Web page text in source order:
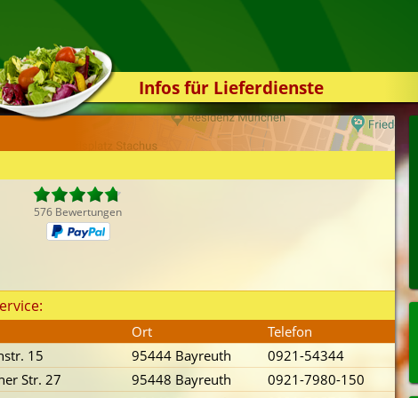
Infos für Lieferdienste
Kassensystem
Zuverlässigkeit
Styles
Kontakt
576 Bewertungen
Ort
Telefon
15 95444 Bayreuth
0921-54344
Str. 27 95448 Bayreuth
0921-7980-150